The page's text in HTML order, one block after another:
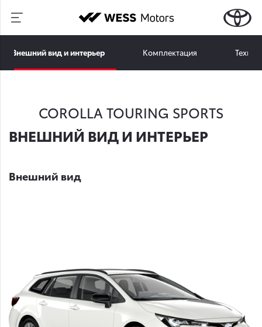
Внешний вид и интерьер Комплектация
COROLLA TOURING SPORTS
ВНЕШНИЙ ВИД И ИНТЕРЬЕР
Внешний вид